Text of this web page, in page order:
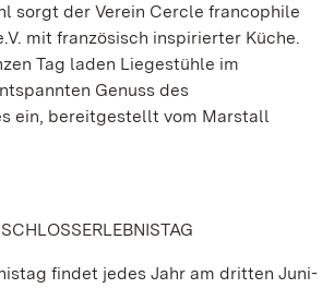
sorgt der Verein Cercle francophile
mit französisch inspirierter Küche.
Tag laden Liegestühle im
Genuss des
ein, bereitgestellt vom Marstall
findet jedes Jahr am dritten Juni-